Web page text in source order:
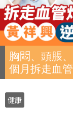
胸悶、頭脹
個月拆走血
健康